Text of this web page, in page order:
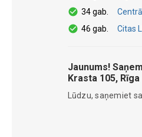
34 gab.
46 gab.
Citas
Jaunums!
Krasta 105, Rīga
Lūdzu, saņemiet